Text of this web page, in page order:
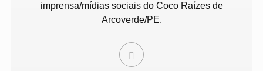
imprensa/mídias sociais do Coco Raízes de
Arcoverde/PE.